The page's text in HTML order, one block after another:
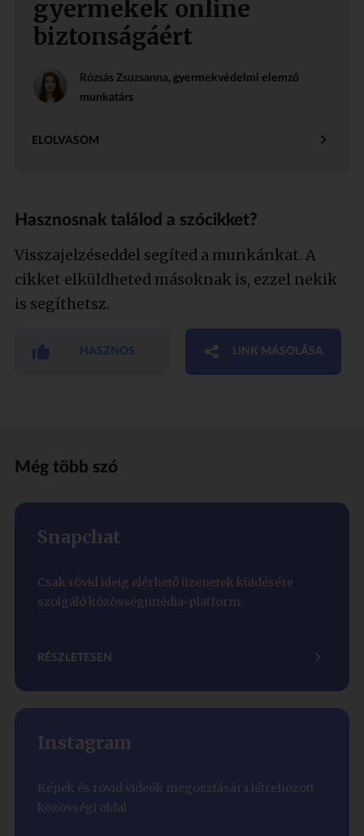
gyermekek online
biztonságáért
Rózsás Zsuzsanna, gyermekvédelmi elemző
munkatárs
ELOLVASOM
Hasznosnak találod a szócikket?
Visszajelzéseddel segíted a munkánkat. A
cikket elküldheted másoknak is, ezzel nekik
is segíthetsz.
HASZNOS LINK MÁSOLÁSA
Még több szó
Snapchat
Csak rövid ideig elérhető üzenetek küldésére
szolgáló közösségimédia-platform.
RÉSZLETESEN
Instagram
Képek és rövid videók megosztására létrehozott
közösségi oldal